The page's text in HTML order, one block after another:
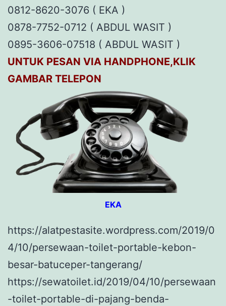
0812-8620-3076 ( EKA )
0878-7752-0712 ( ABDUL WASIT )
0895-3606-07518 ( ABDUL WASIT )
UNTUK PESAN VIA HANDPHONE,KLIK
GAMBAR TELEPON
EKA
https://alatpestasite.wordpress.com/2019/0
4/10/persewaan-toilet-portable-kebon-
besar-batuceper-tangerang/
https://sewatoilet.id/2019/04/10/persewaan
-toilet-portable-di-pajang-benda-